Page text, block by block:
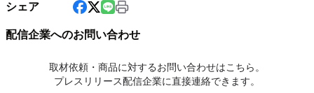
シェア
配信企業へのお問い合わせ
取材依頼・商品に対するお問い合わせはこちら。
プレスリリース配信企業に直接連絡できます。